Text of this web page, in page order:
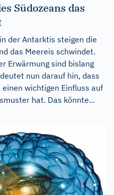
Südozeans das
der Antarktis steigen die
das Meereis schwindet.
Erwärmung sind bislang
nun darauf hin, dass
wichtigen Einfluss auf
hat. Das könnte...